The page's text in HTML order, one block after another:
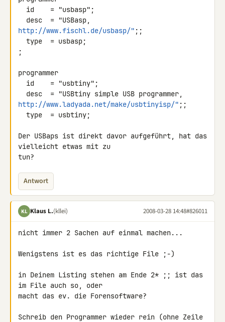
http://www.fischl.de/usbasp/" ;;
;
programmer
http://www.ladyada.net/make/usbtinyisp/" ;;
Der USBaps ist direkt davor aufgeführt, hat das
vielleicht etwas mit zu
tun?
Antwort
KL Klaus L.(kllei) 2008-03-28 14:48#826011
nicht immer 2 Sachen auf einmal machen...
Wenigstens ist es das richtige File ;-)
in Deinem Listing stehen am Ende 2* ;; ist das
im File auch so, oder
macht das ev. die Forensoftware?
Schreib den Programmer wieder rein (ohne Zeile